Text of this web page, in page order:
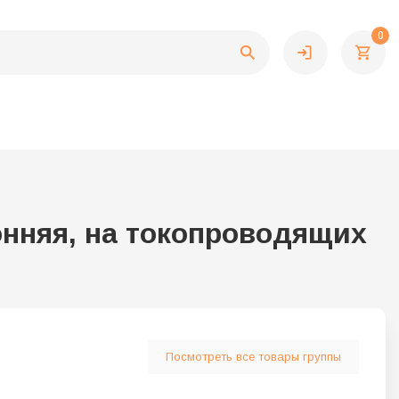
0
на токопроводящих
Посмотреть все товары группы